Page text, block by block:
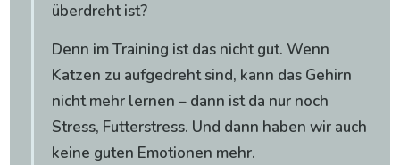
überdreht ist?
Denn im Training ist das nicht gut. Wenn
Katzen zu aufgedreht sind, kann das Gehirn
nicht mehr lernen – dann ist da nur noch
Stress, Futterstress. Und dann haben wir auch
keine guten Emotionen mehr.